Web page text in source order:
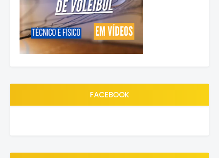
FACEBOOK